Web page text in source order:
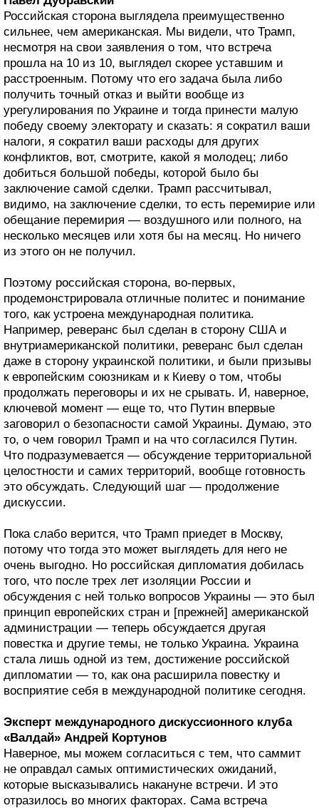
Российская сторона выглядела преимущественно
сильнее, чем американская. Мы видели, что Трамп,
несмотря на свои заявления о том, что встреча
прошла на 10 из 10, выглядел скорее уставшим и
расстроенным. Потому что его задача была либо
получить точный отказ и выйти вообще из
урегулирования по Украине и тогда принести малую
победу своему электорату и сказать: я сократил ваши
налоги, я сократил ваши расходы для других
конфликтов, вот, смотрите, какой я молодец; либо
добиться большой победы, которой было бы
заключение самой сделки. Трамп рассчитывал,
видимо, на заключение сделки, то есть перемирие или
обещание перемирия — воздушного или полного, на
несколько месяцев или хотя бы на месяц. Но ничего
из этого он не получил.
Поэтому российская сторона, во-первых,
продемонстрировала отличные политес и понимание
того, как устроена международная политика.
Например, реверанс был сделан в сторону США и
внутриамериканской политики, реверанс был сделан
даже в сторону украинской политики, и были призывы
к европейским союзникам и к Киеву о том, чтобы
продолжать переговоры и их не срывать. И, наверное,
ключевой момент — еще то, что Путин впервые
заговорил о безопасности самой Украины. Думаю, это
то, о чем говорил Трамп и на что согласился Путин.
Что подразумевается — обсуждение территориальной
целостности и самих территорий, вообще готовность
это обсуждать. Следующий шаг — продолжение
дискуссии.
Пока слабо верится, что Трамп приедет в Москву,
потому что тогда это может выглядеть для него не
очень выгодно. Но российская дипломатия добилась
того, что после трех лет изоляции России и
обсуждения с ней только вопросов Украины — это был
принцип европейских стран и [прежней] американской
администрации — теперь обсуждается другая
повестка и другие темы, не только Украина. Украина
стала лишь одной из тем, достижение российской
дипломатии — то, как она расширила повестку и
восприятие себя в международной политике сегодня.
Эксперт международного дискуссионного клуба
«Валдай» Андрей Кортунов
Наверное, мы можем согласиться с тем, что саммит
не оправдал самых оптимистических ожиданий,
которые высказывались накануне встречи. И это
отразилось во многих факторах. Сама встреча